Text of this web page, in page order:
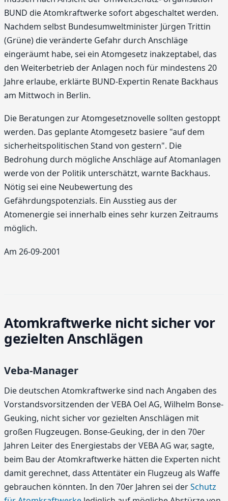
BUND die Atomkraftwerke sofort abgeschaltet werden.
Nachdem selbst Bundesumweltminister Jürgen Trittin
(Grüne) die veränderte Gefahr durch Anschläge
eingeräumt habe, sei ein Atomgesetz inakzeptabel, das
den Weiterbetrieb der Anlagen noch für mindestens 20
Jahre erlaube, erklärte BUND-Expertin Renate Backhaus
am Mittwoch in Berlin.
Die Beratungen zur Atomgesetznovelle sollten gestoppt
werden. Das geplante Atomgesetz basiere "auf dem
sicherheitspolitischen Stand von gestern". Die
Bedrohung durch mögliche Anschläge auf Atomanlagen
werde von der Politik unterschätzt, warnte Backhaus.
Nötig sei eine Neubewertung des
Gefährdungspotenzials. Ein Ausstieg aus der
Atomenergie sei innerhalb eines sehr kurzen Zeitraums
möglich.
Am 26-09-2001
Atomkraftwerke nicht sicher vor
gezielten Anschlägen
Veba-Manager
Die deutschen Atomkraftwerke sind nach Angaben des
Vorstandsvorsitzenden der VEBA Oel AG, Wilhelm Bonse-
Geuking, nicht sicher vor gezielten Anschlägen mit
großen Flugzeugen. Bonse-Geuking, der in den 70er
Jahren Leiter des Energiestabs der VEBA AG war, sagte,
beim Bau der Atomkraftwerke hätten die Experten nicht
damit gerechnet, dass Attentäter ein Flugzeug als Waffe
gebrauchen könnten. In den 70er Jahren sei derSchutz